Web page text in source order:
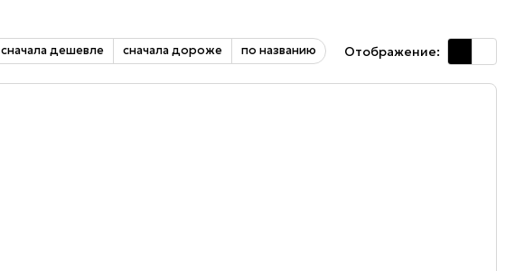
сначала дешевле сначала дороже по названию Отображение: